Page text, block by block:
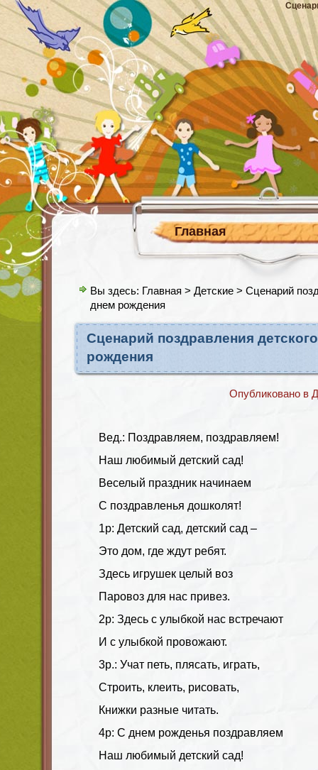
Главная
Вы здесь: Главная > Детские > Сценарий
днем рождения
Сценарий поздравления
рождения
Опубликовано в
Вед.: Поздравляем, поздравляем!
Наш любимый детский сад!
Веселый праздник начинаем
С поздравленья дошколят!
1р: Детский сад, детский сад –
Это дом, где ждут ребят.
Здесь игрушек целый воз
Паровоз для нас привез.
2р: Здесь с улыбкой нас встречают
И с улыбкой провожают.
3р.: Учат петь, плясать, играть,
Строить, клеить, рисовать,
Книжки разные читать.
4р: С днем рожденья поздравляем
Наш любимый детский сад!